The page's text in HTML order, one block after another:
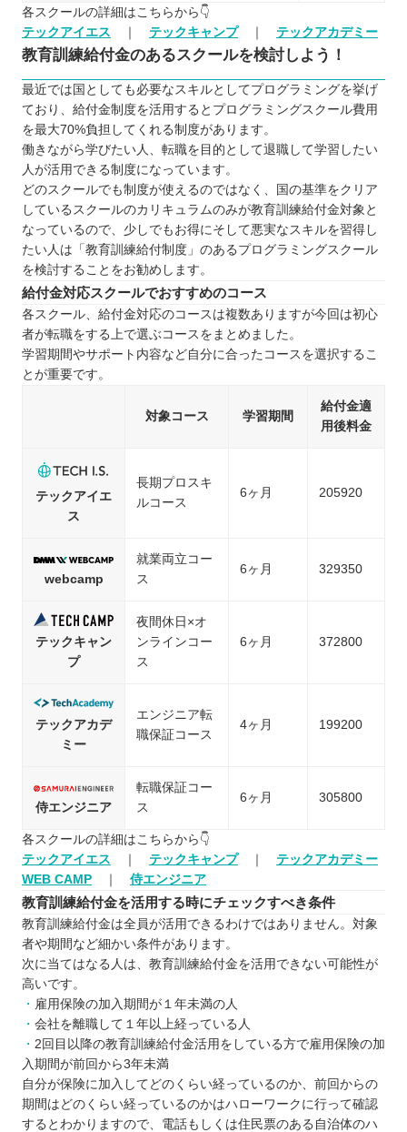
各スクールの詳細はこちらから👇
テックアイエス
テックキャンプ｜ テックアカデミー
教育訓練給付金のあるスクールを検討しよう！
最近では国としても必要なスキルとしてプログラミングを挙げ
ており、給付金制度を活用するとプログラミングスクール費用
を最大70%負担してくれる制度があります。
働きながら学びたい人、転職を目的として退職して学習したい
人が活用できる制度になっています。
どのスクールでも制度が使えるのではなく、国の基準をクリア
しているスクールのカリキュラムのみが教育訓練給付金対象と
なっているので、少しでもお得にそして悪実なスキルを習得し
たい人は「教育訓練給付制度」のあるプログラミングスクール
を検討することをお勧めします。
給付金対応スクールでおすすめのコース
各スクール、給付金対応のコースは複数ありますが今回は初心
者が転職をする上で選ぶコースをまとめました。
学習期間やサポート内容など自分に合ったコースを選択するこ
とが重要です。
対象コース 学習期間
給付金適
用後料金
テックアイエ
ス
長期プロスキ
ルコース
6ヶ月 205920
webcamp
就業両立コー
ス
6ヶ月 329350
テックキャン
プ
夜間休日×オ
ンラインコー
ス
6ヶ月 372800
テックアカデ
ミー
エンジニア転
職保証コース
4ヶ月 199200
侍エンジニア
転職保証コー
ス
6ヶ月 305800
各スクールの詳細はこちらから👇
テックアイエス
テックキャンプ｜ テックアカデミー
WEB CAMP
侍エンジニア
教育訓練給付金を活用する時にチェックすべき条件
教育訓練給付金は全員が活用できるわけではありません。対象
者や期間など細かい条件があります。
次に当てはなる人は、教育訓練給付金を活用できない可能性が
高いです。
雇用保険の加入期間が１年未満の人
会社を離職して１年以上経っている人
2回目以降の教育訓練給付金活用をしている方で雇用保険の加
入期間が前回から3年未満
自分が保険に加入してどのくらい経っているのか、前回からの
期間はどのくらい経っているのかはハローワークに行って確認
するとわかりますので、電話もしくは住民票のある自治体のハ